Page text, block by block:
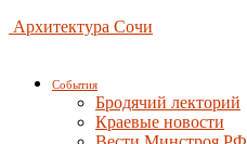
Архитектура Сочи
События
Бродячий лекторий
Краевые новости